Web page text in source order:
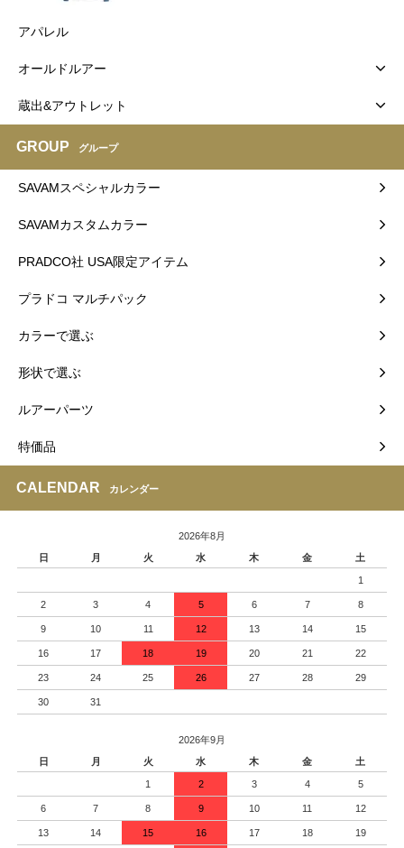
アパレル
オールドルアー
蔵出&アウトレット
GROUP グループ
SAVAMスペシャルカラー
SAVAMカスタムカラー
PRADCO社 USA限定アイテム
プラドコ マルチパック
カラーで選ぶ
形状で選ぶ
ルアーパーツ
特価品
CALENDAR カレンダー
2026年8月
日
月 火 水 木 金 土
1
2 3 4 5 6 7 8
9 10 11 12 13 14 15
16 17 18 19 20 21 22
23 24 25 26 27 28 29
30 31
2026年9月
日
月 火 水 木 金 土
1 2 3 4 5
6 7 8 9 10 11 12
13 14 15 16 17 18 19